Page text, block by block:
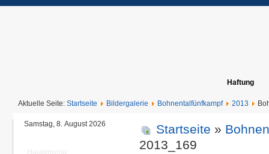
Haftung
Aktuelle Seite: Startseite Bildergalerie Bohnentalfünfkampf 2013
Samstag, 8. August 2026 Startseite »
2013_169